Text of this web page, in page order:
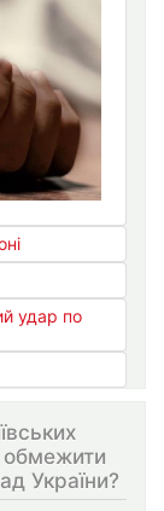
удар по
обмежити
України?